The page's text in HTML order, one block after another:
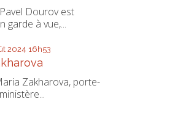
Dourov est
garde à vue,...
2024 16h53
Zakharova, porte-